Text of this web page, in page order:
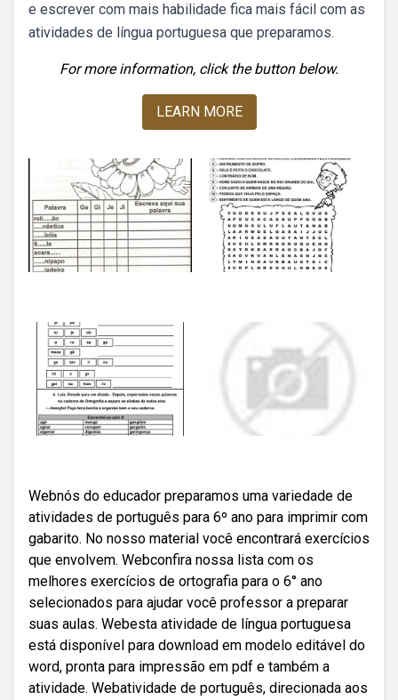
e escrever com mais habilidade fica mais fácil com as
atividades de língua portuguesa que preparamos.
For more information, click the button below.
LEARN MORE
Webnós do educador preparamos uma variedade de
atividades de português para 6º ano para imprimir com
gabarito. No nosso material você encontrará exercícios
que envolvem. Webconfira nossa lista com os
melhores exercícios de ortografia para o 6° ano
selecionados para ajudar você professor a preparar
suas aulas. Webesta atividade de língua portuguesa
está disponível para download em modelo editável do
word, pronta para impressão em pdf e também a
atividade. Webatividade de português, direcionada aos